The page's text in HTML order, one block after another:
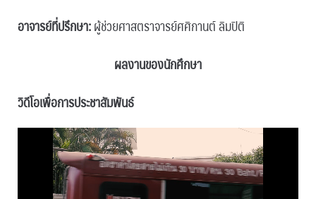
อาจารย์ที่ปรึกษา:ผู้ช่วยศาสตราจารย์ศศิกานต์ ลิมปิติ
ผลงานของนักศึกษา
วิดีโอเพื่อการประชาสัมพันธ์